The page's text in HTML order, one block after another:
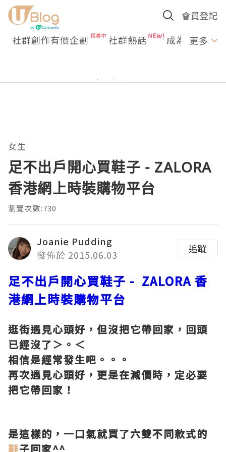
會員登記
社群創作有價企劃 社群熱話 成為U更多
女生
足不出戶開心買鞋子 - ZALORA
香港網上時裝購物平台
瀏覽次數:730
Joanie Pudding
發佈於 2015.06.03
追蹤
足不出戶開心買鞋子 - ZALORA 香
港網上時裝購物平台
逛街遇見心頭好，但沒把它帶回家，回頭
已經沒了＞。＜
相信是經常發生吧。。。
再次遇見心頭好，更是在減價時，定必要
把它帶回家！
是這樣的，一口氣就買了六雙不同款式的
鞋子回家^^